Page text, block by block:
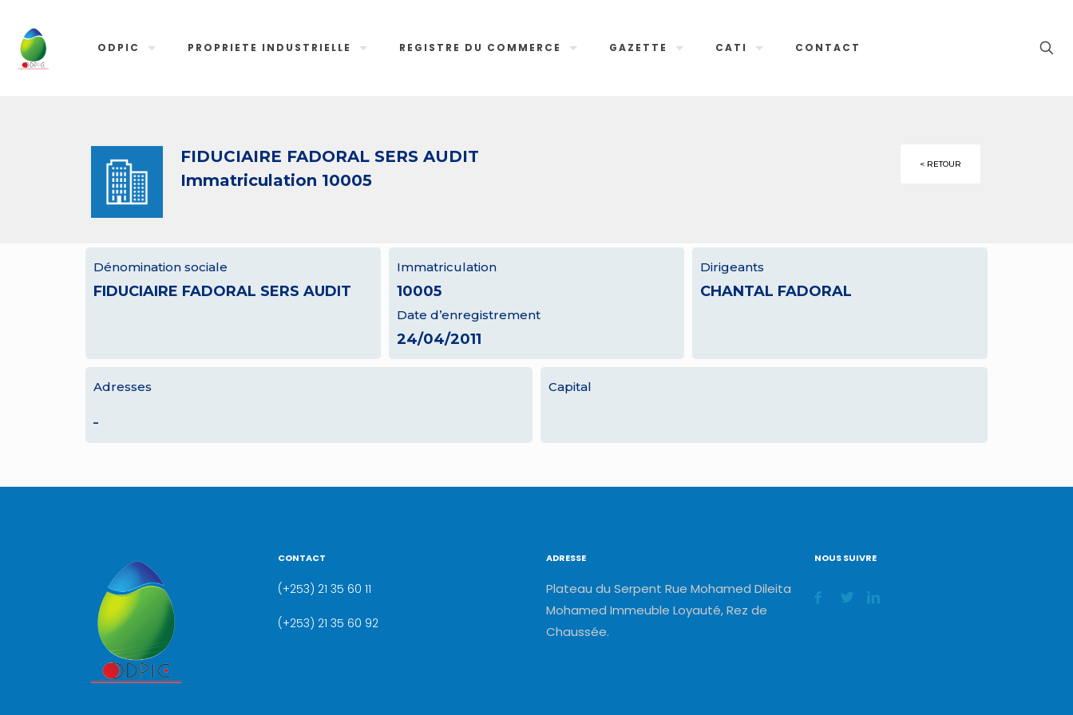
ODPIC PROPRIETE INDUSTRIELLE REGISTRE DU COMMERCE GAZETTE CATI CONTACT
FIDUCIAIRE FADORAL SERS AUDIT
Immatriculation 10005
< RETOUR
Dénomination sociale
FIDUCIAIRE FADORAL SERS AUDIT
Immatriculation
10005
Date d’enregistrement
24/04/2011
Dirigeants
CHANTAL FADORAL
Adresses
–
Capital
CONTACT
(+253) 21 35 60 11
(+253) 21 35 60 92
ADRESSE
Plateau du Serpent Rue Mohamed Dileita
Mohamed Immeuble Loyauté, Rez de
Chaussée.
NOUS SUIVRE